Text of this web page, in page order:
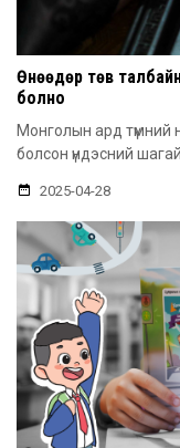
Өнөөдөр төв
болно
Монголын ард түмний
болсон үндэсний
2025-04-28